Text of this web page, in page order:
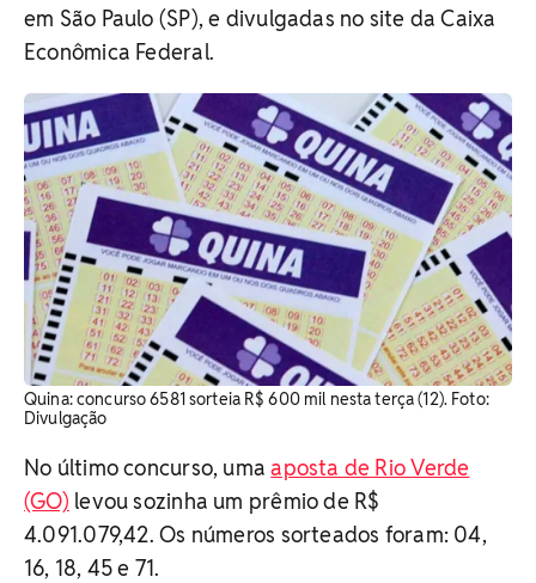
em São Paulo (SP), e divulgadas no site da Caixa
Econômica Federal.
Quina: concurso 6581 sorteia R$ 600 mil nesta terça (12). Foto:
Divulgação
No último concurso, umaaposta de Rio Verde
(GO) levou sozinha um prêmio de R$
4.091.079,42. Os números sorteados foram: 04,
16, 18, 45 e 71.